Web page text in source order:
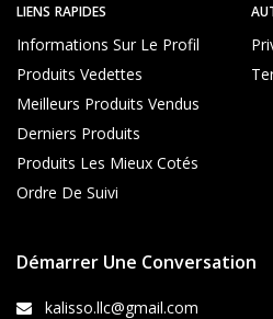
LIENS RAPIDES
Informations Sur Le Profil
Produits Vedettes
Meilleurs Produits Vendus
Derniers Produits
Produits Les Mieux Cotés
Ordre De Suivi
Démarrer Une Conversation
kalisso.llc@gmail.com